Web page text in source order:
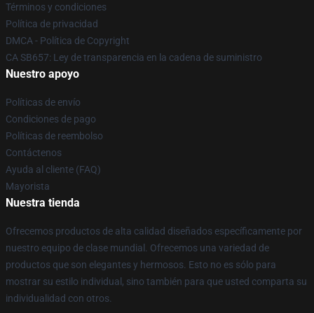
Términos y condiciones
Política de privacidad
DMCA - Política de Copyright
CA SB657: Ley de transparencia en la cadena de suministro
Nuestro apoyo
Políticas de envío
Condiciones de pago
Políticas de reembolso
Contáctenos
Ayuda al cliente (FAQ)
Mayorista
Nuestra tienda
Ofrecemos productos de alta calidad diseñados específicamente por
nuestro equipo de clase mundial. Ofrecemos una variedad de
productos que son elegantes y hermosos. Esto no es sólo para
mostrar su estilo individual, sino también para que usted comparta su
individualidad con otros.